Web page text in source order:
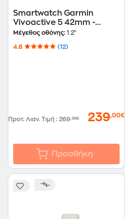
Smartwatch Garmin
Vivoactive 5 42mm -
Cream Gold
Μέγεθος οθόνης: 1.2"
4.8 (12)
Προτ. Λιαν. Τιμή : 269,99€ 239,00€
Προσθήκη